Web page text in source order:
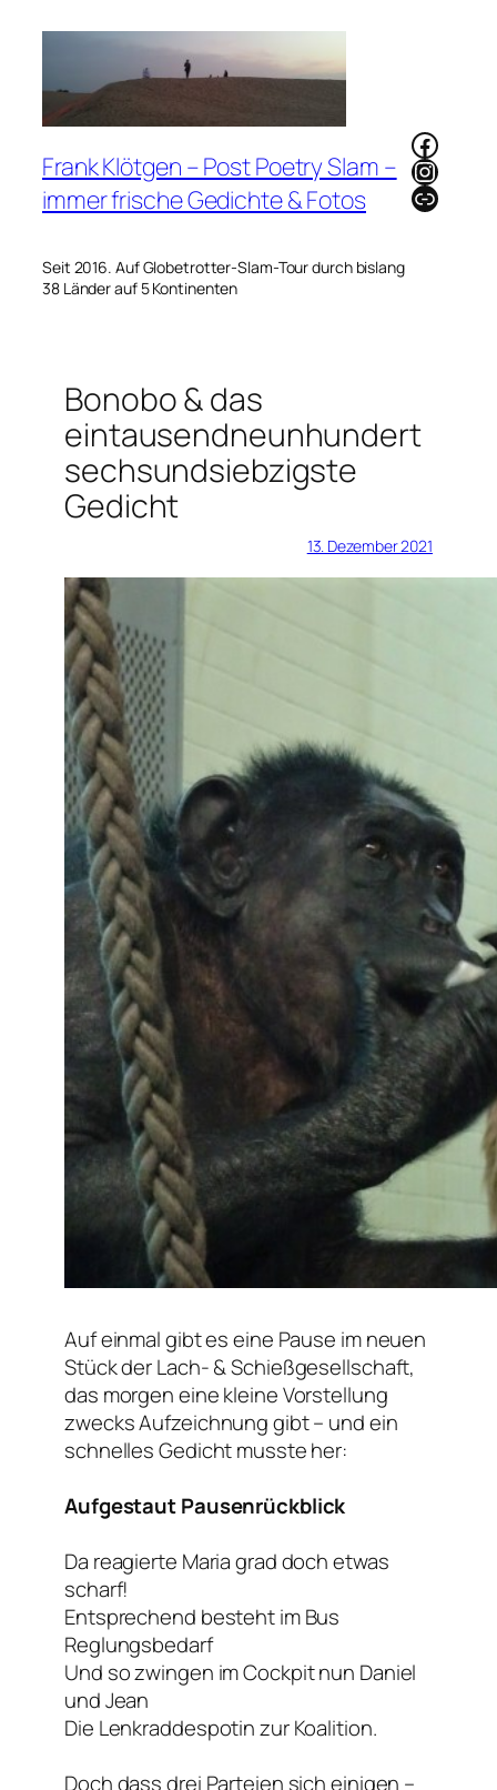
Frank Klötgen – Post Poetry Slam –
immer frische Gedichte & Fotos
Seit 2016. Auf Globetrotter-Slam-Tour durch bislang
38 Länder auf 5 Kontinenten
Link
Bonobo & das
eintausendneunhundert
sechsundsiebzigste
Gedicht
13. Dezember 2021
Auf einmal gibt es eine Pause im neuen
Stück der Lach- & Schießgesellschaft,
das morgen eine kleine Vorstellung
zwecks Aufzeichnung gibt – und ein
schnelles Gedicht musste her:
Aufgestaut Pausenrückblick
Da reagierte Maria grad doch etwas
scharf!
Entsprechend besteht im Bus
Reglungsbedarf
Und so zwingen im Cockpit nun Daniel
und Jean
Die Lenkraddespotin zur Koalition.
Doch dass drei Parteien sich einigen –